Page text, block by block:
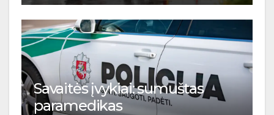
Savaitės įvykiai: sumuštas
paramedikas